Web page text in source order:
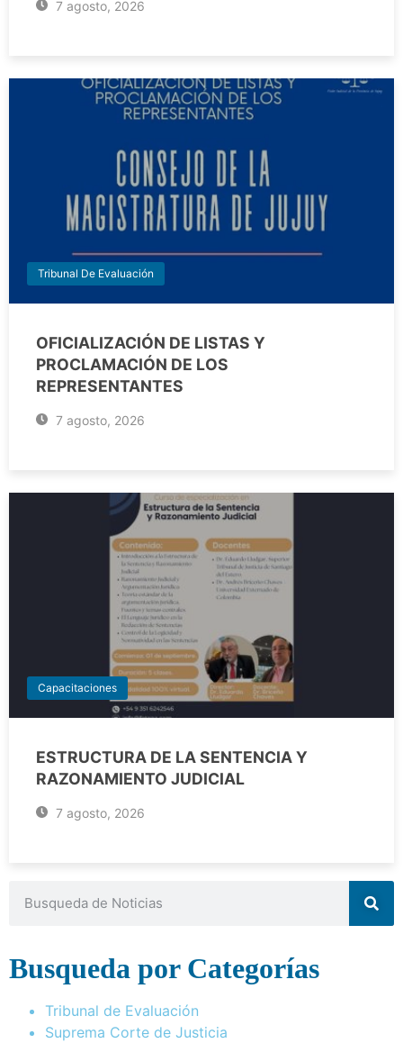
7 agosto, 2026
Tribunal De Evaluación
OFICIALIZACIÓN DE LISTAS Y
PROCLAMACIÓN DE LOS
REPRESENTANTES
7 agosto, 2026
Capacitaciones
ESTRUCTURA DE LA SENTENCIA Y
RAZONAMIENTO JUDICIAL
7 agosto, 2026
Busqueda por Categorías
Tribunal de Evaluación
Suprema Corte de Justicia